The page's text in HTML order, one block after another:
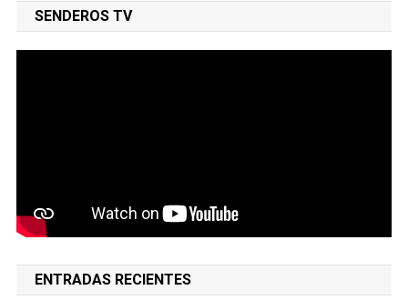
SENDEROS TV
ENTRADAS RECIENTES